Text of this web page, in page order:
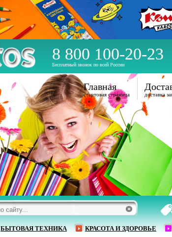
8 800 100-20-23
Бесплатный звонок по всей России
БЫТОВАЯ ТЕХНИКА КРАСОТА И ЗДОРОВЬЕ
Главная
стартовая страница доставка